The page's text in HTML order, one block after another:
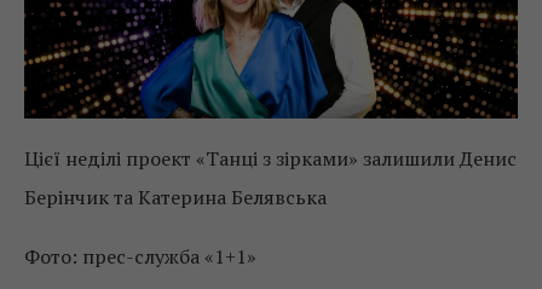
Цієї неділі проект «Танці з зірками» залишили Денис
Берінчик та Катерина Белявська
Фото: прес-служба «1+1»